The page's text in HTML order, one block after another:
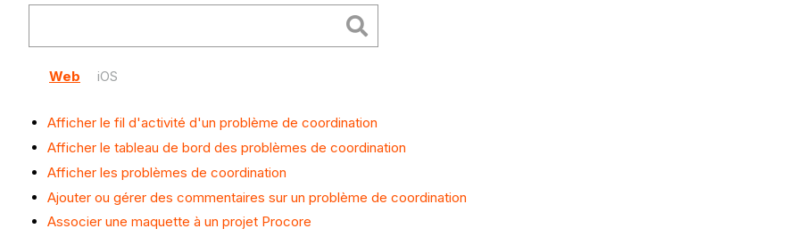
Web iOS
Afficher le fil d'activité d'un problème de coordination
Afficher le tableau de bord des problèmes de coordination
Afficher les problèmes de coordination
Ajouter ou gérer des commentaires sur un problème de coordination
Associer une maquette à un projet Procore